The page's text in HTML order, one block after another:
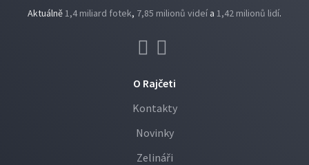
Aktuálně1,4 miliard fotek, 7,85 milionů videí a 1,42 milionů lidí.
O Rajčeti
Kontakty
Novinky
Zelináři